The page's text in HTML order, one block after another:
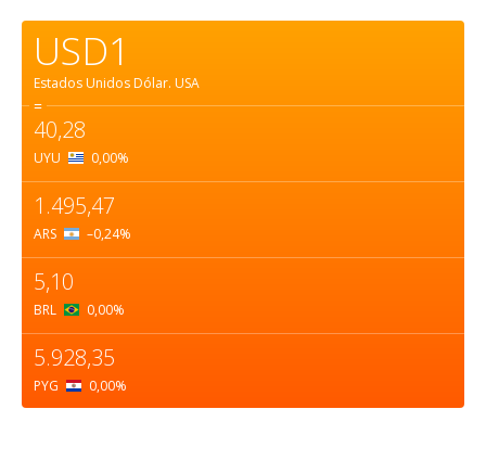
USD1
Estados Unidos Dólar. USA
=
40,28
UYU 0,00%
1.495,47
ARS –0,24%
5,10
BRL 0,00%
5.928,35
PYG 0,00%